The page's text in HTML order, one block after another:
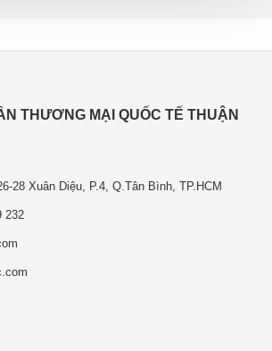
THƯƠNG MẠI QUỐC TẾ THUẬN
28 Xuân Diệu, P.4, Q.Tân Bình, TP.HCM
232